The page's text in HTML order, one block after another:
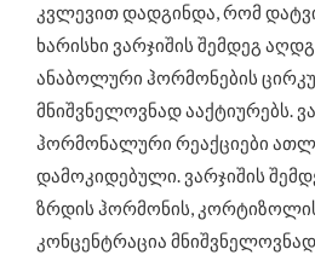
კვლევით დადგინდა, რომ
ხარისხი ვარჯიშის შემდეგ
ანაბოლური ჰორმონების
მნიშვნელოვნად ააქტიურებს.
ჰორმონალური რეაქციები
დამოკიდებული. ვარჯიშის
ზრდის ჰორმონის,
კონცენტრაცია